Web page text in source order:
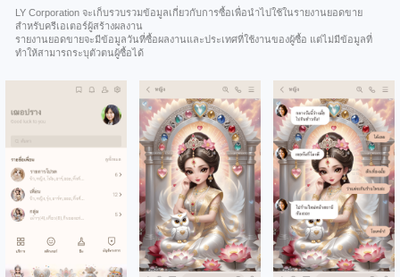
LY Corporation จะเก็บรวบรวมข้อมูลเกี่ยวกับการซื้อเพื่อนำไปใช้ในรายงานยอดขาย
สำหรับครีเอเตอร์ผู้สร้างผลงาน
รายงานยอดขายจะมีข้อมูลวันที่ซื้อผลงานและประเทศที่ใช้งานของผู้ซื้อ แต่ไม่มีข้อมูลที่
ทำให้สามารถระบุตัวตนผู้ซื้อได้